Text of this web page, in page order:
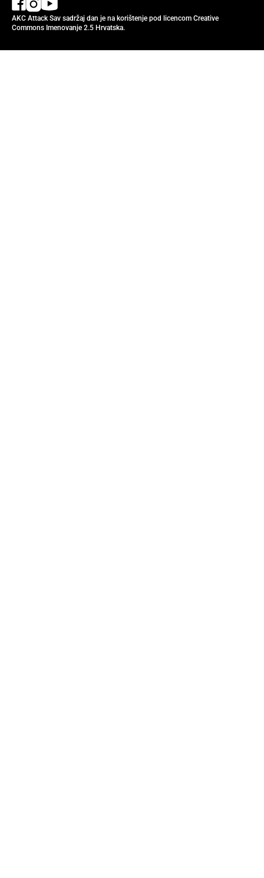
AKC Attack Sav sadržaj dan je na korištenje pod licencom Creative
Commons Imenovanje 2.5 Hrvatska.